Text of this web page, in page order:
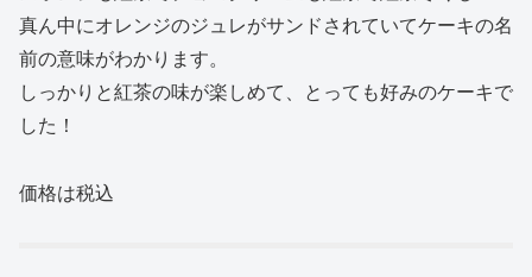
真ん中にオレンジのジュレがサンドされていてケーキの名
前の意味がわかります。
しっかりと紅茶の味が楽しめて、とっても好みのケーキで
した！
価格は税込